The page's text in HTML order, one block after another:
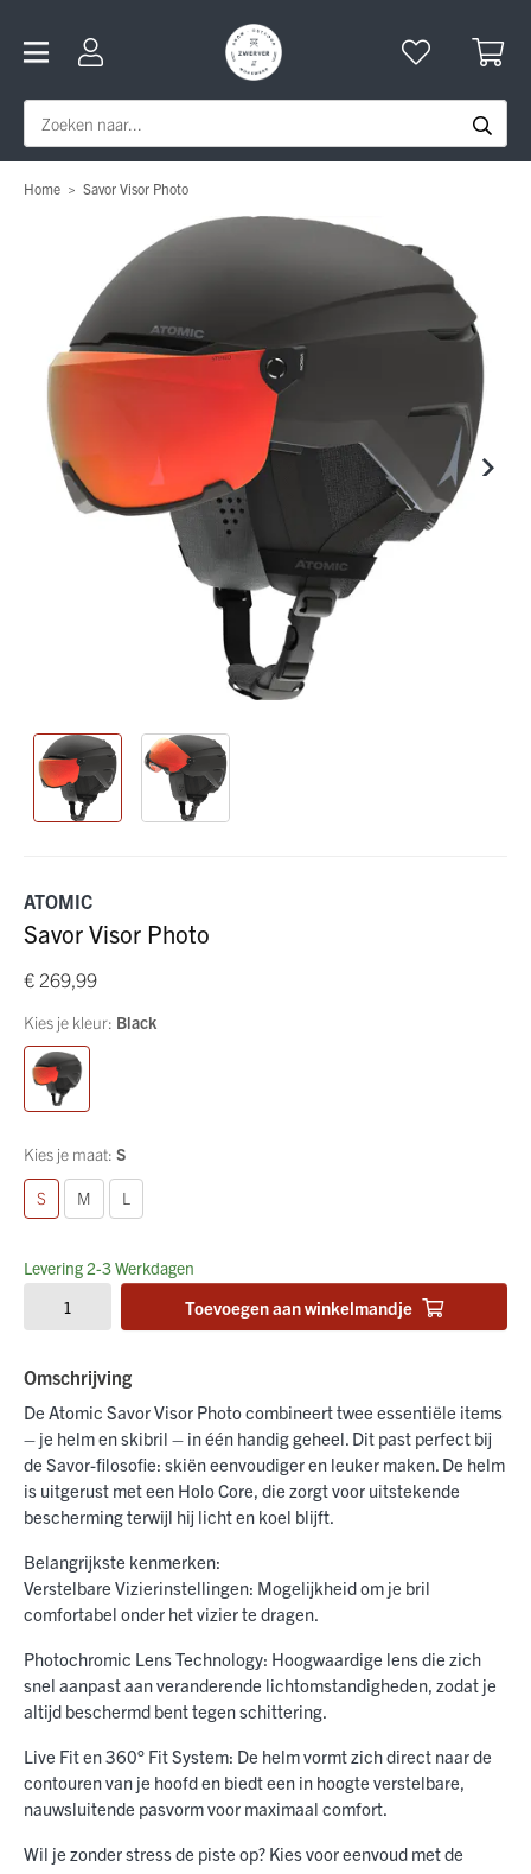
Home > Savor Visor Photo
ATOMIC
Savor Visor Photo
€ 269,99
Kies je kleur: Black
Kies je maat: S
S M L
Levering 2-3 Werkdagen
Toevoegen aan winkelmandje
Omschrijving
De Atomic Savor Visor Photo combineert twee essentiële items
– je helm en skibril – in één handig geheel. Dit past perfect bij
de Savor-filosofie: skiën eenvoudiger en leuker maken. De helm
is uitgerust met een Holo Core, die zorgt voor uitstekende
bescherming terwijl hij licht en koel blijft.
Belangrijkste kenmerken:
Verstelbare Vizierinstellingen: Mogelijkheid om je bril
comfortabel onder het vizier te dragen.
Photochromic Lens Technology: Hoogwaardige lens die zich
snel aanpast aan veranderende lichtomstandigheden, zodat je
altijd beschermd bent tegen schittering.
Live Fit en 360° Fit System: De helm vormt zich direct naar de
contouren van je hoofd en biedt een in hoogte verstelbare,
nauwsluitende pasvorm voor maximaal comfort.
Wil je zonder stress de piste op? Kies voor eenvoud met de